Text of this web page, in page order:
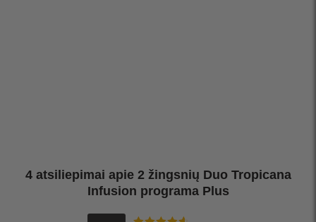
4 atsiliepimai apie 2 žingsnių Duo Tropicana
Infusion programa Plus